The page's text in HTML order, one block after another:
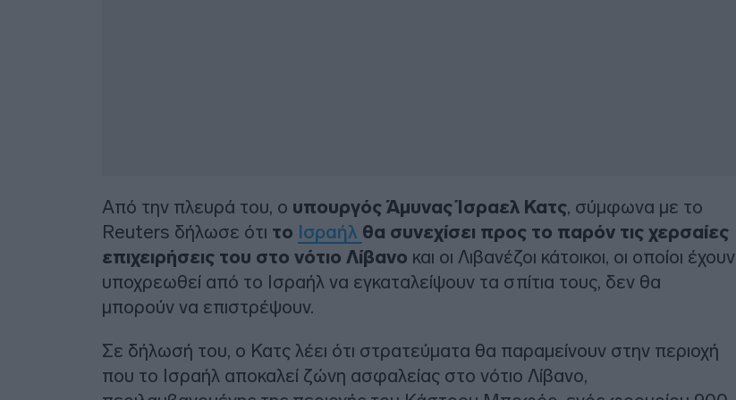
Από την πλευρά του, ο υπουργός Άμυνας Ίσραελ Κατς, σύμφωνα με το
Reuters δήλωσε ότι το Ισραήλ θα συνεχίσει προς το παρόν τις χερσαίες
επιχειρήσεις του στο νότιο Λίβανο και οι Λιβανέζοι κάτοικοι, οι οποίοι έχουν
υποχρεωθεί από το Ισραήλ να εγκαταλείψουν τα σπίτια τους, δεν θα
μπορούν να επιστρέψουν.
Σε δήλωσή του, ο Κατς λέει ότι στρατεύματα θα παραμείνουν στην περιοχή
που το Ισραήλ αποκαλεί ζώνη ασφαλείας στο νότιο Λίβανο,